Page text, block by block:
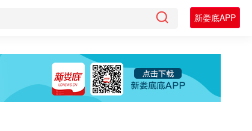
新娄底APP